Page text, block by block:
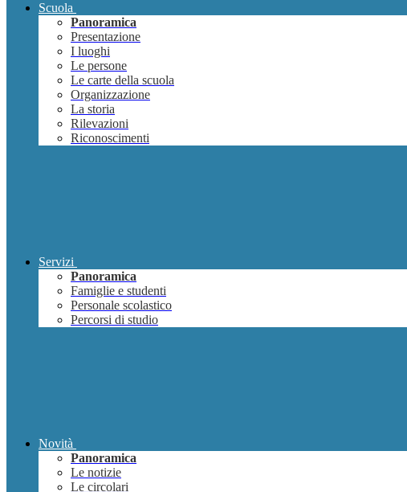
Scuola
Panoramica
Presentazione
I luoghi
Le persone
Le carte della scuola
Organizzazione
La storia
Rilevazioni
Riconoscimenti
Servizi
Panoramica
Famiglie e studenti
Personale scolastico
Percorsi di studio
Novità
Panoramica
Le notizie
Le circolari